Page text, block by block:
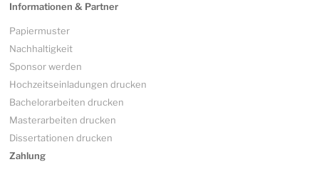
Informationen & Partner
Papiermuster
Nachhaltigkeit
Sponsor werden
Hochzeitseinladungen drucken
Bachelorarbeiten drucken
Masterarbeiten drucken
Dissertationen drucken
Zahlung